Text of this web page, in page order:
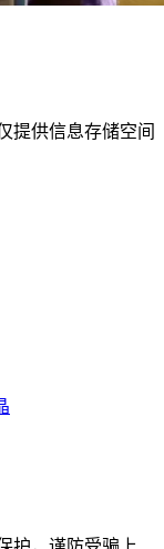
提供信息存储空间